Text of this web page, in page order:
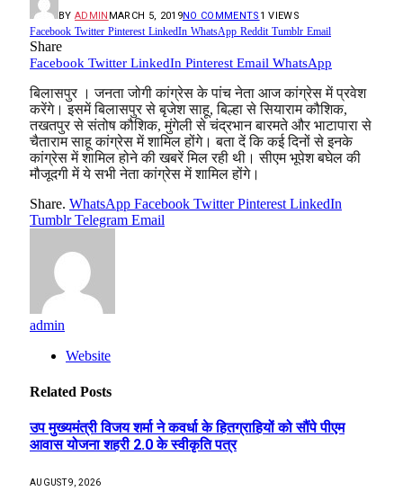
BY ADMIN MARCH 5, 2019NO COMMENTS 1VIEWS
Facebook Twitter Pinterest LinkedIn WhatsApp Reddit Tumblr Email
Share
Facebook Twitter LinkedIn Pinterest Email WhatsApp
बिलासपुर । जनता जोगी कांग्रेस के पांच नेता आज कांग्रेस में प्रवेश
करेंगे। इसमें बिलासपुर से बृजेश साहू, बिल्हा से सियाराम कौशिक,
तखतपुर से संतोष कौशिक, मुंगेली से चंद्रभान बारमते और भाटापारा से
चैताराम साहू कांग्रेस में शामिल होंगे। बता दें कि कई दिनों से इनके
कांग्रेस में शामिल होने की खबरें मिल रही थी। सीएम भूपेश बघेल की
मौजूदगी में ये सभी नेता कांग्रेस में शामिल होंगे।
Share. WhatsApp Facebook Twitter Pinterest LinkedIn
Tumblr Telegram Email
admin
Website
Related Posts
उप मुख्यमंत्री विजय शर्मा ने कवर्धा के हितग्राहियों को सौंपे पीएम
आवास योजना शहरी 2.0 के स्वीकृति पत्र
AUGUST 9, 2026